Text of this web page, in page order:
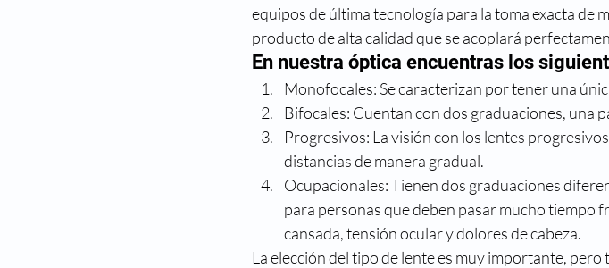
Oftalmologo Óptica
equipos de última tecnología para la toma exacta de
producto de alta calidad que se acoplará
En nuestra óptica encuentras los
Monofocales: Se caracterizan por tener una
Bifocales: Cuentan con dos graduaciones, una
Progresivos: La visión con los lentes
distancias de manera gradual.
Ocupacionales: Tienen dos graduaciones
para personas que deben pasar mucho tiempo
cansada, tensión ocular y dolores de cabeza.
La elección del tipo de lente es muy importante,